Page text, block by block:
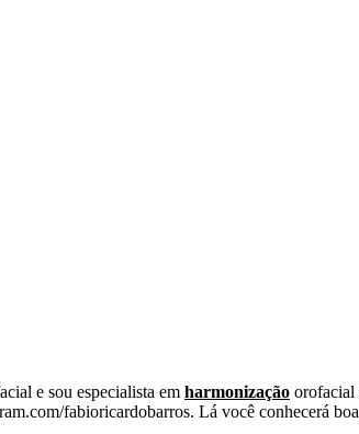
e sou especialista em harmonização orofacial
fabioricardobarros. Lá você conhecerá